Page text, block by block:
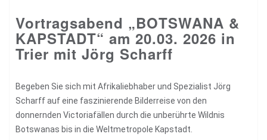
Vortragsabend „BOTSWANA &
KAPSTADT“ am 20.03. 2026 in
Trier mit Jörg Scharff
Begeben Sie sich mit Afrikaliebhaber und Spezialist Jörg
Scharff auf eine faszinierende Bilderreise von den
donnernden Victoriafällen durch die unberührte Wildnis
Botswanas bis in die Weltmetropole Kapstadt.